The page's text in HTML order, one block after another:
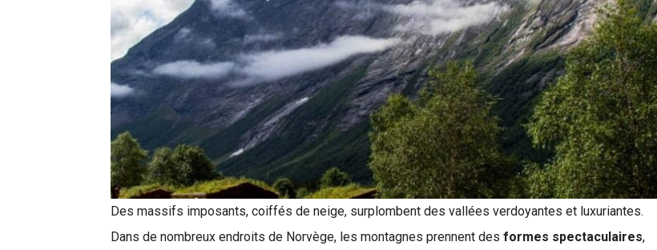
Des massifs imposants, coiffés de neige, surplombent des vallées verdoyantes et luxuriantes.
Dans de nombreux endroits de Norvège, les montagnes prennent des formes spectaculaires,